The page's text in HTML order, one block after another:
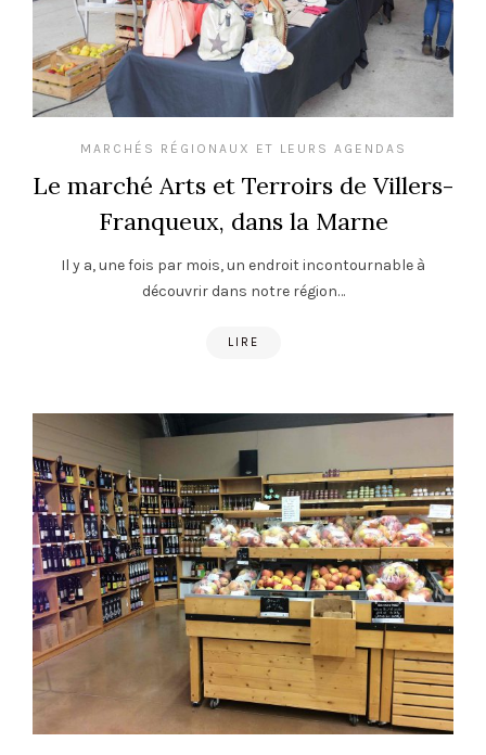
MARCHÉS RÉGIONAUX ET LEURS AGENDAS
Le marché Arts et Terroirs de Villers-
Franqueux, dans la Marne
Il y a, une fois par mois, un endroit incontournable à
découvrir dans notre région…
LIRE